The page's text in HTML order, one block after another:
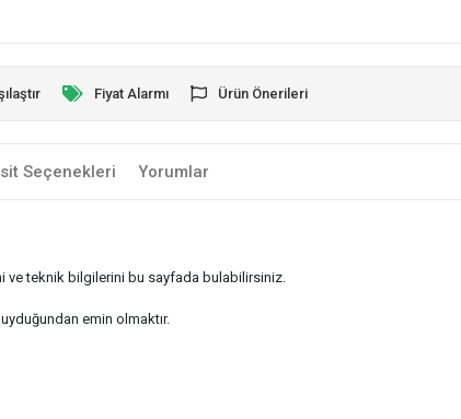
Fiyat Alarmı Ürün Önerileri
Seçenekleri Yorumlar
ve teknik bilgilerini bu sayfada bulabilirsiniz.
emin olmaktır.